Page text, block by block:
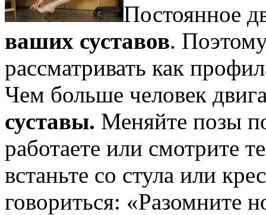
Постоянное
ваших суставов.
рассматривать как
Чем больше человек
суставы. Меняйте позы
работаете или смотрите
встаньте со стула или
говориться: «Разомните